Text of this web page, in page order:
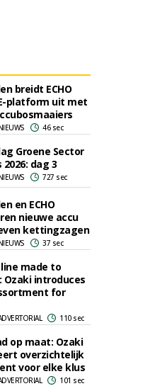
breidt ECHO
platform uit met
46 sec
Groene Sector
dag 3
727 sec
en ECHO
nieuwe accu
kettingzagen
37 sec
made to
Ozaki introduces
for
110 sec
op maat: Ozaki
overzichtelijk
voor elke klus
101 sec